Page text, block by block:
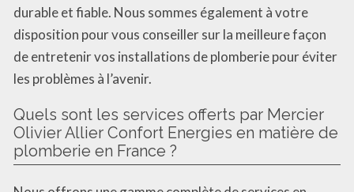
durable et fiable. Nous sommes également à votre
disposition pour vous conseiller sur la meilleure façon
de entretenir vos installations de plomberie pour éviter
les problèmes à l’avenir.
Quels sont les services offerts par Mercier
Olivier Allier Confort Energies en matière de
plomberie en France ?